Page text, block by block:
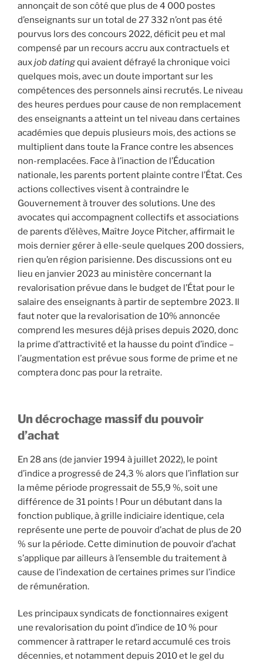
annonçait de son côté que plus de 4 000 postes
d’enseignants sur un total de 27 332 n’ont pas été
pourvus lors des concours 2022, déficit peu et mal
compensé par un recours accru aux contractuels et
auxjob datingqui avaient défrayé la chronique voici
quelques mois, avec un doute important sur les
compétences des personnels ainsi recrutés. Le niveau
des heures perdues pour cause de non remplacement
des enseignants a atteint un tel niveau dans certaines
académies que depuis plusieurs mois, des actions se
multiplient dans toute la France contre les absences
non-remplacées. Face à l’inaction de l’Éducation
nationale, les parents portent plainte contre l’État. Ces
actions collectives visent à contraindre le
Gouvernement à trouver des solutions. Une des
avocates qui accompagnent collectifs et associations
de parents d’élèves, Maître Joyce Pitcher, affirmait le
mois dernier gérer à elle-seule quelques 200 dossiers,
rien qu’en région parisienne. Des discussions ont eu
lieu en janvier 2023 au ministère concernant la
revalorisation prévue dans le budget de l’État pour le
salaire des enseignants à partir de septembre 2023. Il
faut noter que la revalorisation de 10% annoncée
comprend les mesures déjà prises depuis 2020, donc
la prime d’attractivité et la hausse du point d’indice –
l’augmentation est prévue sous forme de prime et ne
comptera donc pas pour la retraite.
Un décrochage massif du pouvoir
d’achat
En 28 ans (de janvier 1994 à juillet 2022), le point
d’indice a progressé de 24,3 % alors que l’inflation sur
la même période progressait de 55,9 %, soit une
différence de 31 points ! Pour un débutant dans la
fonction publique, à grille indiciaire identique, cela
représente une perte de pouvoir d’achat de plus de 20
% sur la période. Cette diminution de pouvoir d’achat
s’applique par ailleurs à l’ensemble du traitement à
cause de l’indexation de certaines primes sur l’indice
de rémunération.
Les principaux syndicats de fonctionnaires exigent
une revalorisation du point d’indice de 10 % pour
commencer à rattraper le retard accumulé ces trois
décennies, et notamment depuis 2010 et le gel du